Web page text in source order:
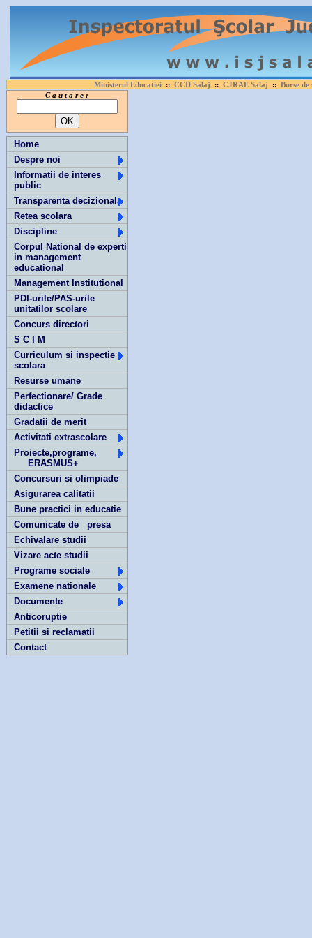
Ministerul Educatiei :: CCD Salaj :: CJRAE Salaj :: Burse
C a u t a r e :
Home
Despre noi
Informatii de interes
public
Transparenta decizionala
Retea scolara
Discipline
Corpul National de experti
in management
educational
Management Institutional
PDI-urile/PAS-urile
unitatilor scolare
Concurs directori
S C I M
Curriculum si inspectie
scolara
Resurse umane
Perfectionare/ Grade
didactice
Gradatii de merit
Activitati extrascolare
Proiecte,programe,
ERASMUS+
Concursuri si olimpiade
Asigurarea calitatii
Bune practici in educatie
Comunicate de presa
Echivalare studii
Vizare acte studii
Programe sociale
Examene nationale
Documente
Anticoruptie
Petitii si reclamatii
Contact